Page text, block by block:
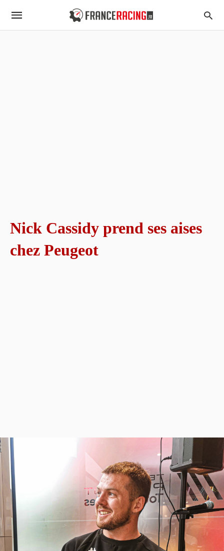
Nick Cassidy prend ses aises
chez Peugeot